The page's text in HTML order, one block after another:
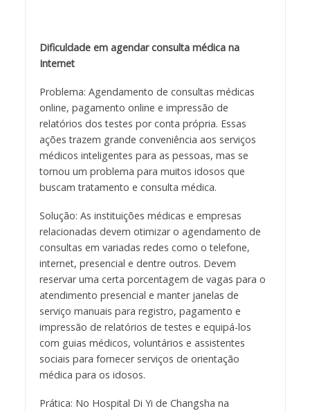
Dificuldade em agendar consulta médica na
Internet
Problema: Agendamento de consultas médicas
online, pagamento online e impressão de
relatórios dos testes por conta própria. Essas
ações trazem grande conveniência aos serviços
médicos inteligentes para as pessoas, mas se
tornou um problema para muitos idosos que
buscam tratamento e consulta médica.
Solução: As instituições médicas e empresas
relacionadas devem otimizar o agendamento de
consultas em variadas redes como o telefone,
internet, presencial e dentre outros. Devem
reservar uma certa porcentagem de vagas para o
atendimento presencial e manter janelas de
serviço manuais para registro, pagamento e
impressão de relatórios de testes e equipá-los
com guias médicos, voluntários e assistentes
sociais para fornecer serviços de orientação
médica para os idosos.
Prática: No Hospital Di Yi de Changsha na